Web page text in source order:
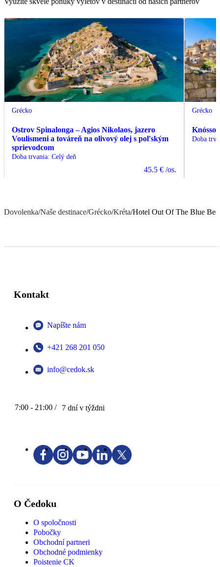
Grécko
Ostrov Spinalonga – Agios Nikolaos, jazero
Voulismeni a továreň na olivový olej s poľským
sprievodcom
Doba trvania: Celý deň
45.5 € /os.
Grécko
Doba
Dovolenka/Naše destinace/Grécko/Kréta/Hotel Out Of The Blue
Kontakt
Napíšte nám
+421 268 201 050
info@cedok.sk
7:00 - 21:00 / 7 dní v týždni
O Čedoku
O spoločnosti
Pobočky
Obchodní partneri
Obchodné podmienky
Poistenie CK